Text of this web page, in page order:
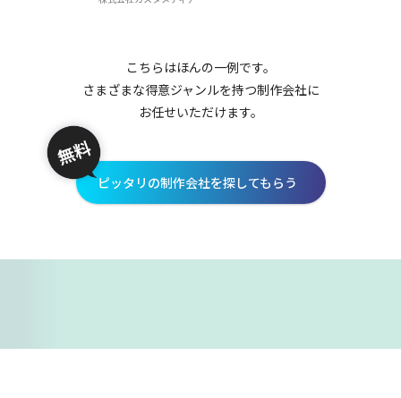
こちらはほんの一例です。
さまざまな得意ジャンルを持つ制作会社に
お任せいただけます。
ピッタリの制作会社を探してもらう